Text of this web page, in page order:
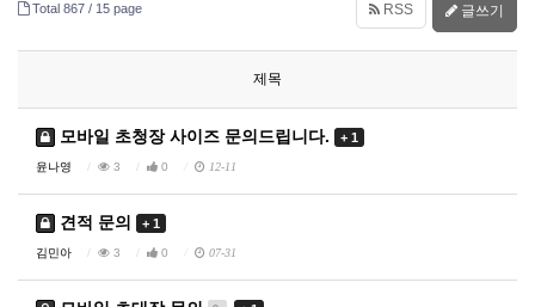
Total 867 / 15 page RSS 글쓰기
제목
모바일 초청장 사이즈 문의드립니다. + 1
윤나영 3 0 12-11
견적 문의 + 1
김민아 3 0 07-31